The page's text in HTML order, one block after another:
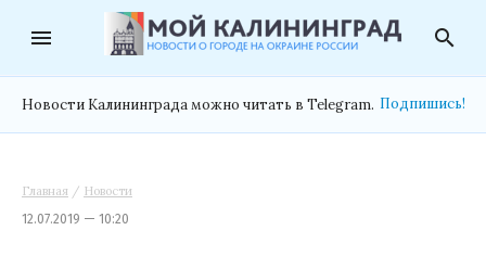
menu search
Новости Калининграда можно читать в Telegram. Подпишись!
Главная / Новости
12.07.2019 — 10:20